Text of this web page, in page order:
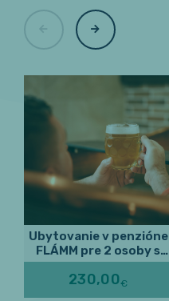
Ubytovanie v penzióne
FLÁMM pre 2 osoby s
pivným kúpeľom
230,00€